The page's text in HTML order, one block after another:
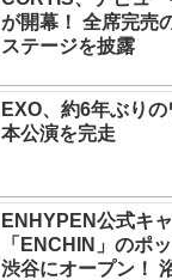
が開幕！ 全席完売
ステージを披露
EXO、約6年ぶり
本公演を完走
ENHYPEN公式キ
「ENCHIN」のポ
渋谷にオープン！